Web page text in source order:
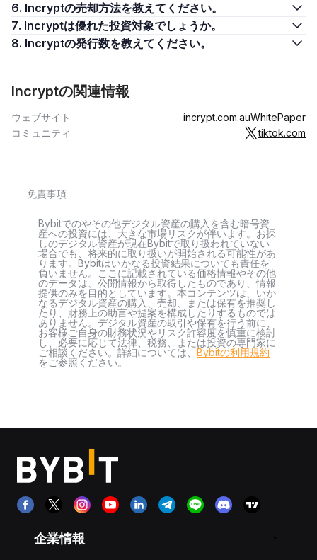
6. Incryptの売却方法を教えてください。
7. Incryptは優れた投資対象でしょうか。
8. Incryptの発行数を教えてください。
Incryptの関連情報
ウェブサイト incrypt.com.auWhitePaper
コミュニティ
tiktok.com
免責事項
Bybitでのやその他デジタル資産の購入を含む暗号資
産への投資には、大きな市場リスクが伴います。お探
しのデジタル資産が現在Bybitで取り扱われていない
場合でも、将来的に取り扱いが開始される可能性があ
ります。Bybitはいかなる投資結果についても責任を
負いません。ここに記載されている価格情報やその他
のデータは、公開情報から取得したものであり、情報
提供のみを目的としています。本コンテンツは、いか
なるデジタル資産の購入、売却、または保有を推奨し
たり、財務上の助言や提案を構成したりするものでは
ありません。デジタル資産の取引や保有を行う前に、
お客様ご自身の財務状況やリスク許容度を慎重に検討
し、必要に応じて法律、税務、または投資の専門家に
ご相談ください。詳細については、 Bybitの利用規約
をご参照ください。
企業情報